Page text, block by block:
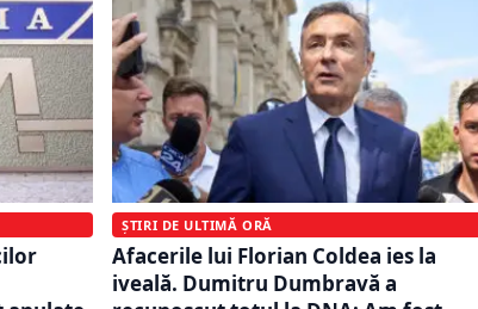
ȘTIRI DE ULTIMĂ ORĂ
Afacerile lui Florian Coldea ies la
iveală. Dumitru Dumbravă a